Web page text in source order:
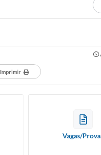
Imprimir
Vagas/